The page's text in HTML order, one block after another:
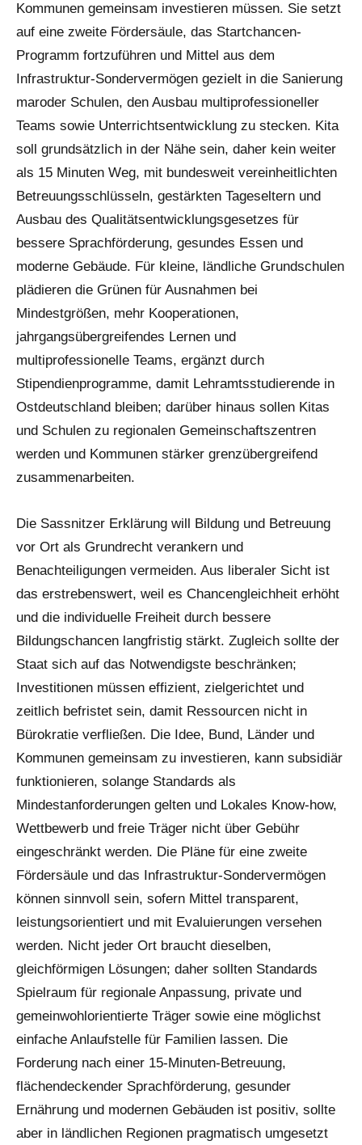
Kommunen gemeinsam investieren müssen. Sie setzt
auf eine zweite Fördersäule, das Startchancen-
Programm fortzuführen und Mittel aus dem
Infrastruktur-Sondervermögen gezielt in die Sanierung
maroder Schulen, den Ausbau multiprofessioneller
Teams sowie Unterrichtsentwicklung zu stecken. Kita
soll grundsätzlich in der Nähe sein, daher kein weiter
als 15 Minuten Weg, mit bundesweit vereinheitlichten
Betreuungsschlüsseln, gestärkten Tageseltern und
Ausbau des Qualitätsentwicklungsgesetzes für
bessere Sprachförderung, gesundes Essen und
moderne Gebäude. Für kleine, ländliche Grundschulen
plädieren die Grünen für Ausnahmen bei
Mindestgrößen, mehr Kooperationen,
jahrgangsübergreifendes Lernen und
multiprofessionelle Teams, ergänzt durch
Stipendienprogramme, damit Lehramtsstudierende in
Ostdeutschland bleiben; darüber hinaus sollen Kitas
und Schulen zu regionalen Gemeinschaftszentren
werden und Kommunen stärker grenzübergreifend
zusammenarbeiten.
Die Sassnitzer Erklärung will Bildung und Betreuung
vor Ort als Grundrecht verankern und
Benachteiligungen vermeiden. Aus liberaler Sicht ist
das erstrebenswert, weil es Chancengleichheit erhöht
und die individuelle Freiheit durch bessere
Bildungschancen langfristig stärkt. Zugleich sollte der
Staat sich auf das Notwendigste beschränken;
Investitionen müssen effizient, zielgerichtet und
zeitlich befristet sein, damit Ressourcen nicht in
Bürokratie verfließen. Die Idee, Bund, Länder und
Kommunen gemeinsam zu investieren, kann subsidiär
funktionieren, solange Standards als
Mindestanforderungen gelten und Lokales Know-how,
Wettbewerb und freie Träger nicht über Gebühr
eingeschränkt werden. Die Pläne für eine zweite
Fördersäule und das Infrastruktur-Sondervermögen
können sinnvoll sein, sofern Mittel transparent,
leistungsorientiert und mit Evaluierungen versehen
werden. Nicht jeder Ort braucht dieselben,
gleichförmigen Lösungen; daher sollten Standards
Spielraum für regionale Anpassung, private und
gemeinwohlorientierte Träger sowie eine möglichst
einfache Anlaufstelle für Familien lassen. Die
Forderung nach einer 15-Minuten-Betreuung,
flächendeckender Sprachförderung, gesunder
Ernährung und modernen Gebäuden ist positiv, sollte
aber in ländlichen Regionen pragmatisch umgesetzt